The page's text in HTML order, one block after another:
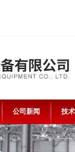
公司新闻 技